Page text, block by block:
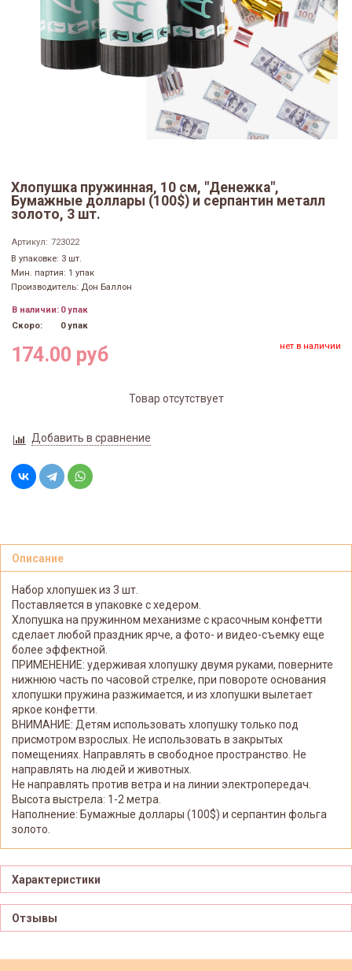
Хлопушка пружинная, 10 см, "Денежка",
Бумажные доллары (100$) и серпантин металл
золото, 3 шт.
Артикул: 723022
В упаковке: 3 шт.
Мин. партия: 1 упак
Производитель: Дон Баллон
В наличии: 0 упак
Скоро:
0 упак
174.00 руб нет в наличии
Товар отсутствует
Добавить в сравнение
Описание
Набор хлопушек из 3 шт.
Поставляется в упаковке с хедером.
Хлопушка на пружинном механизме с красочным конфетти
сделает любой праздник ярче, а фото- и видео-съемку еще
более эффектной.
ПРИМЕНЕНИЕ: удерживая хлопушку двумя руками, поверните
нижнюю часть по часовой стрелке, при повороте основания
хлопушки пружина разжимается, и из хлопушки вылетает
яркое конфетти.
ВНИМАНИЕ: Детям использовать хлопушку только под
присмотром взрослых. Не использовать в закрытых
помещениях. Направлять в свободное пространство. Не
направлять на людей и животных.
Не направлять против ветра и на линии электропередач.
Высота выстрела: 1-2 метра.
Наполнение: Бумажные доллары (100$) и серпантин фольга
золото.
Характеристики
Отзывы